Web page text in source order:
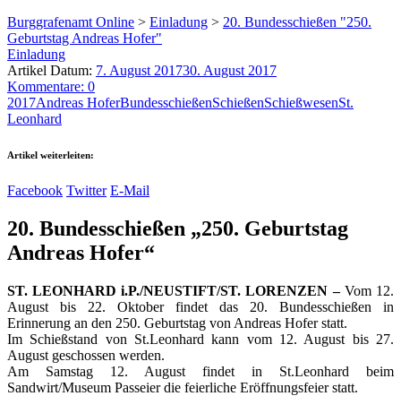
Burggrafenamt Online > Einladung > 20. Bundesschießen "250.
Geburtstag Andreas Hofer"
Einladung
Artikel Datum: 7. August 201730. August 2017
Kommentare: 0
2017Andreas HoferBundesschießenSchießenSchießwesenSt.
Leonhard
Artikel weiterleiten:
Facebook Twitter E-Mail
20. Bundesschießen „250. Geburtstag
Andreas Hofer“
ST. LEONHARD i.P./NEUSTIFT/ST. LORENZEN – Vom 12.
August bis 22. Oktober findet das 20. Bundesschießen in
Erinnerung an den 250. Geburtstag von Andreas Hofer statt.
Im Schießstand von St.Leonhard kann vom 12. August bis 27.
August geschossen werden.
Am Samstag 12. August findet in St.Leonhard beim
Sandwirt/Museum Passeier die feierliche Eröffnungsfeier statt.